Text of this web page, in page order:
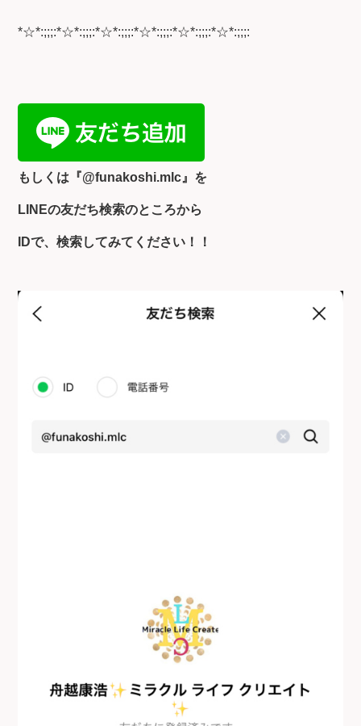
*☆*:;;;:*☆*:;;;:*☆*:;;;:*☆*:;;;:*☆*:;;;:*☆*:;;;:
もしくは『@funakoshi.mlc』を
LINEの友だち検索のところから
IDで、検索してみてください！！